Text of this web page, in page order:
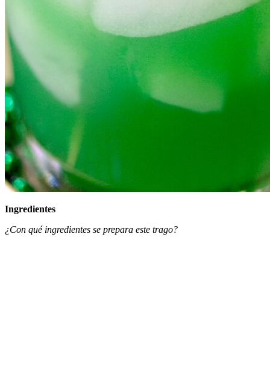
Ingredientes
¿Con qué ingredientes se prepara este trago?